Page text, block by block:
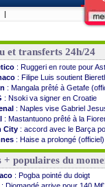
|
et transferts 24h/24
: Ruggeri en route pour
: Filipe Luis soutient
: Mangala prêté à Getafe
: Nsoki va signer en Croatie
: Naples vise Gabriel
: Mastantuono prêté à la
City : accord avec le Barça
: Haise a prolongé (officiel)
: Tomiyasu a convaincu
: B. Genesio - "ce n'est pas
: Sion Oppong signe pour 4
: Liverpool va proposer 115
+ populaires du
: Pogba pointé du doigt